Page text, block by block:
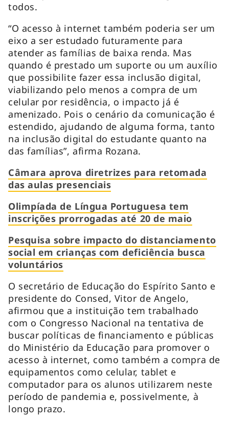
todos.
“O acesso à internet também poderia ser um
eixo a ser estudado futuramente para
atender as famílias de baixa renda. Mas
quando é prestado um suporte ou um auxílio
que possibilite fazer essa inclusão digital,
viabilizando pelo menos a compra de um
celular por residência, o impacto já é
amenizado. Pois o cenário da comunicação é
estendido, ajudando de alguma forma, tanto
na inclusão digital do estudante quanto na
das famílias”, afirma Rozana.
Câmara aprova diretrizes para retomada
das aulas presenciais
Olimpíada de Língua Portuguesa tem
inscrições prorrogadas até 20 de maio
Pesquisa sobre impacto do distanciamento
social em crianças com deficiência busca
voluntários
O secretário de Educação do Espírito Santo e
presidente do Consed, Vitor de Angelo,
afirmou que a instituição tem trabalhado
com o Congresso Nacional na tentativa de
buscar políticas de financiamento e públicas
do Ministério da Educação para promover o
acesso à internet, como também a compra de
equipamentos como celular, tablet e
computador para os alunos utilizarem neste
período de pandemia e, possivelmente, à
longo prazo.